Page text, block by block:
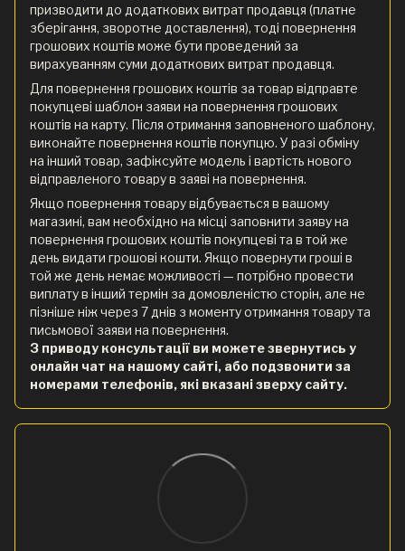
призводити до додаткових витрат продавця (платне
зберігання, зворотне доставлення), тоді повернення
грошових коштів може бути проведений за
вирахуванням суми додаткових витрат продавця.
Для повернення грошових коштів за товар відправте
покупцеві шаблон заяви на повернення грошових
коштів на карту. Після отримання заповненого шаблону,
виконайте повернення коштів покупцю. У разі обміну
на інший товар, зафіксуйте модель і вартість нового
відправленого товару в заяві на повернення.
Якщо повернення товару відбувається в вашому
магазині, вам необхідно на місці заповнити заяву на
повернення грошових коштів покупцеві та в той же
день видати грошові кошти. Якщо повернути гроші в
той же день немає можливості — потрібно провести
виплату в інший термін за домовленістю сторін, але не
пізніше ніж через 7 днів з моменту отримання товару та
письмової заяви на повернення.
З приводу консультації ви можете звернутись у
онлайн чат на нашому сайті, або подзвонити за
номерами телефонів, які вказані зверху сайту.